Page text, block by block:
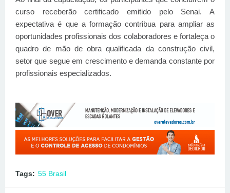
curso receberão certificado emitido pelo Senai. A
expectativa é que a formação contribua para ampliar as
oportunidades profissionais dos colaboradores e fortaleça o
quadro de mão de obra qualificada da construção civil,
setor que segue em crescimento e demanda constante por
profissionais especializados.
Tags: 55 Brasil